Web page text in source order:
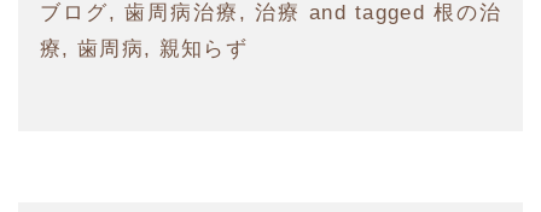
ブログ,歯周病治療 ,治療 and tagged 根の治
療, 歯周病, 親知らず